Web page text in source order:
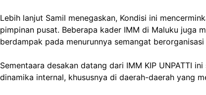
Lebih lanjut Samil menegaskan, Kondisi ini
pimpinan pusat. Beberapa kader IMM di Maluku juga
berdampak pada menurunnya semangat
Sementaara desakan datang dari IMM KIP UNPATTI
dinamika internal, khususnya di daerah-daerah yang